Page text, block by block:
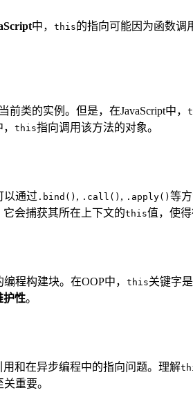
中， this的指向可能因为函数调
类的实例。但是，在JavaScript中，
this指向调用该方法的对象。
以通过 .bind() , .call() , .apply() 等
它会捕获其所在上下文的this值，使得
程构建块。在OOP中， this关键字
护性。
用和在异步编程中的指向问题。理解
重要。